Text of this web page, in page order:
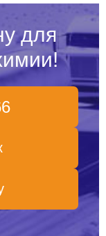
для